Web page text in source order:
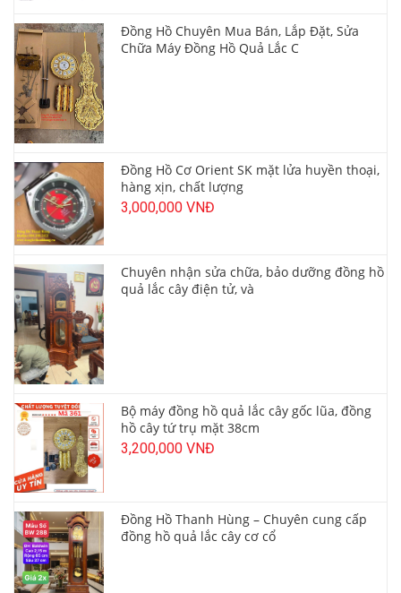
Đồng Hồ Chuyên Mua Bán, Lắp Đặt, Sửa
Chữa Máy Đồng Hồ Quả Lắc C
Đồng Hồ Cơ Orient SK mặt lửa huyền thoại,
hàng xịn, chất lượng
3,000,000 VNĐ
Chuyên nhận sửa chữa, bảo dưỡng đồng hồ
quả lắc cây điện tử, và
Bộ máy đồng hồ quả lắc cây gốc lũa, đồng
hồ cây tứ trụ mặt 38cm
3,200,000 VNĐ
Đồng Hồ Thanh Hùng – Chuyên cung cấp
đồng hồ quả lắc cây cơ cổ